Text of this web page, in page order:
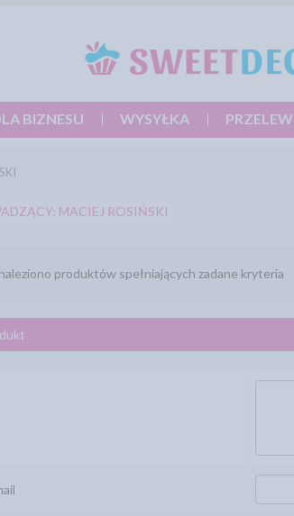
BIZNESU WYSYŁKA PRZELEW
MACIEJ ROSIŃSKI
produktów spełniających zadane kryteria